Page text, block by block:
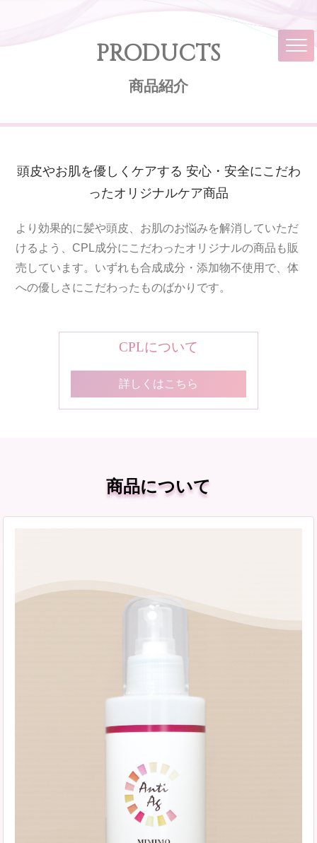
PRODUCTS
商品紹介
頭皮やお肌を優しくケアする 安心・安全にこだわ
ったオリジナルケア商品
より効果的に髪や頭皮、お肌のお悩みを解消していただ
けるよう、CPL成分にこだわったオリジナルの商品も販
売しています。いずれも合成成分・添加物不使用で、体
への優しさにこだわったものばかりです。
CPLについて
詳しくはこちら
商品について